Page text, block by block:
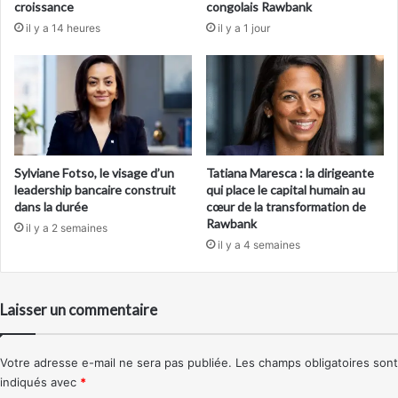
croissance
il y a 14 heures
congolais Rawbank
il y a 1 jour
Sylviane Fotso, le visage d’un
leadership bancaire construit
dans la durée
il y a 2 semaines
Tatiana Maresca : la dirigeante
qui place le capital humain au
cœur de la transformation de
Rawbank
il y a 4 semaines
Laisser un commentaire
Votre adresse e-mail ne sera pas publiée. Les champs obligatoires sont
indiqués avec *